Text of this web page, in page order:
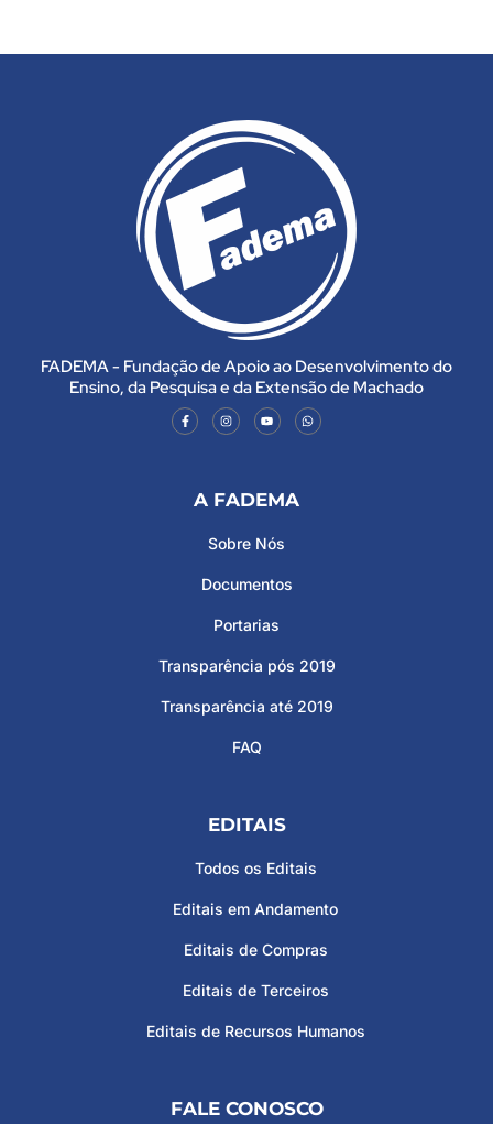
FADEMA - Fundação de Apoio ao Desenvolvimento do
Ensino, da Pesquisa e da Extensão de Machado
A FADEMA
Sobre Nós
Documentos
Portarias
Transparência pós 2019
Transparência até 2019
FAQ
EDITAIS
Todos os Editais
Editais em Andamento
Editais de Compras
Editais de Terceiros
Editais de Recursos Humanos
FALE CONOSCO